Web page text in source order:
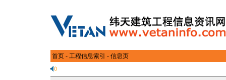
首页 - 工程信息索引 - 信息页